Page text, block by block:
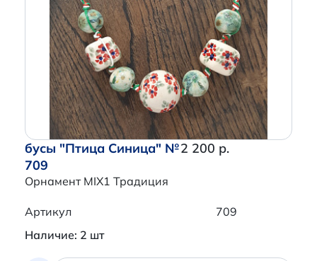
Перейти в корзину
бусы "Птица Синица" №
709
Орнамент MIX1 Традиция
2 200 р.
Артикул
709
Наличие: 2 шт